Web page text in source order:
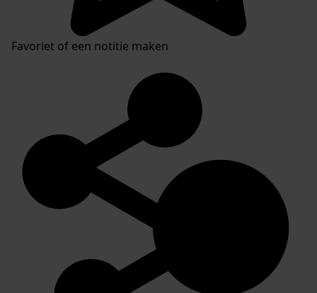
Favoriet of een notitie maken